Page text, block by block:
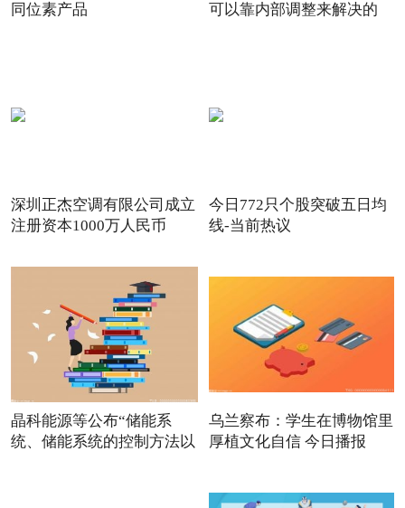
同位素产品
可以靠内部调整来解决的
深圳正杰空调有限公司成立
注册资本1000万人民币
今日772只个股突破五日均
线-当前热议
晶科能源等公布“储能系
统、储能系统的控制方法以
乌兰察布：学生在博物馆里
厚植文化自信 今日播报